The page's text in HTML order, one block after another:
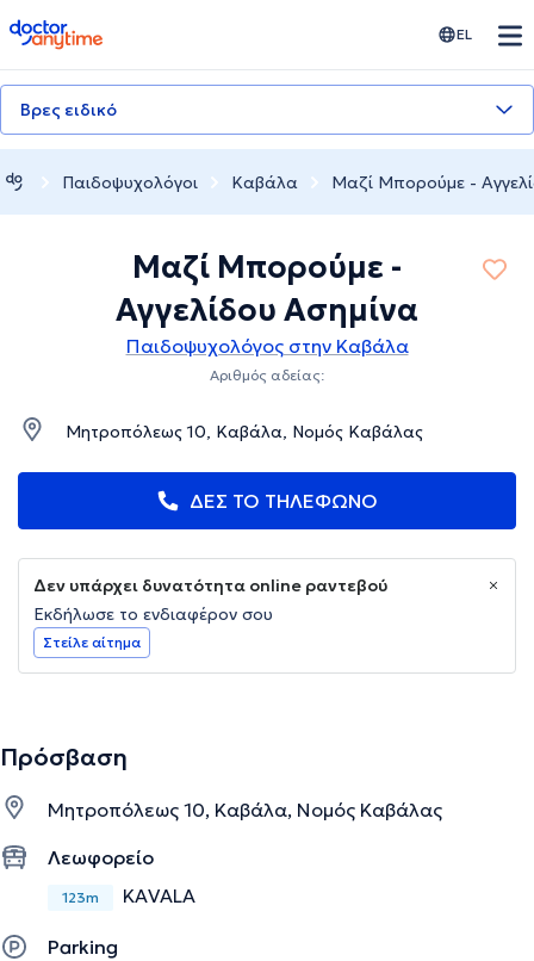
doctoranytime EL
Βρες ειδικό
Παιδοψυχολόγοι Καβάλα Μαζί Μπορούμε -
Μαζί Μπορούμε -
Αγγελίδου Ασημίνα
Παιδοψυχολόγος στην Καβάλα
Αριθμός αδείας:
Μητροπόλεως 10, Καβάλα, Νομός Καβάλας
ΔΕΣ ΤΟ ΤΗΛΕΦΩΝΟ
Δεν υπάρχει δυνατότητα online ραντεβού
Εκδήλωσε το ενδιαφέρον σου
Στείλε αίτημα
Πρόσβαση
Μητροπόλεως 10, Καβάλα, Νομός Καβάλας
Λεωφορείο
123m KAVALA
Parking